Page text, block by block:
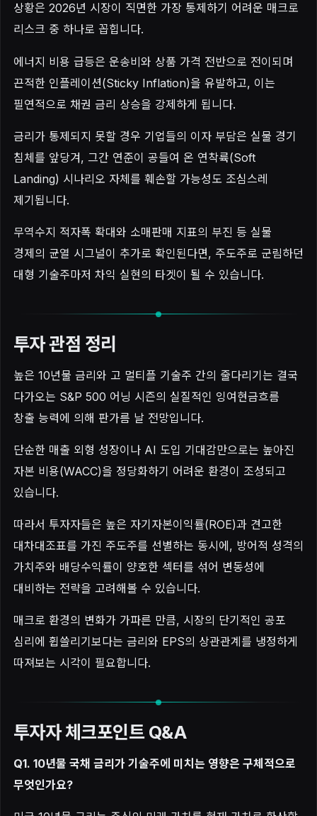
상황은 2026년 시장이 직면한 가장 통제하기 어려운 매크로
리스크 중 하나로 꼽힙니다.
에너지 비용 급등은 운송비와 상품 가격 전반으로 전이되며
끈적한 인플레이션(Sticky Inflation)을 유발하고, 이는
필연적으로 채권 금리 상승을 강제하게 됩니다.
금리가 통제되지 못할 경우 기업들의 이자 부담은 실물 경기
침체를 앞당겨, 그간 연준이 공들여 온 연착륙(Soft
Landing) 시나리오 자체를 훼손할 가능성도 조심스레
제기됩니다.
무역수지 적자폭 확대와 소매판매 지표의 부진 등 실물
경제의 균열 시그널이 추가로 확인된다면, 주도주로 군림하던
대형 기술주마저 차익 실현의 타겟이 될 수 있습니다.
투자 관점 정리
높은 10년물 금리와 고 멀티플 기술주 간의 줄다리기는 결국
다가오는 S&P 500 어닝 시즌의 실질적인 잉여현금흐름
창출 능력에 의해 판가름 날 전망입니다.
단순한 매출 외형 성장이나 AI 도입 기대감만으로는 높아진
자본 비용(WACC)을 정당화하기 어려운 환경이 조성되고
있습니다.
따라서 투자자들은 높은 자기자본이익률(ROE)과 견고한
대차대조표를 가진 주도주를 선별하는 동시에, 방어적 성격의
가치주와 배당수익률이 양호한 섹터를 섞어 변동성에
대비하는 전략을 고려해볼 수 있습니다.
매크로 환경의 변화가 가파른 만큼, 시장의 단기적인 공포
심리에 휩쓸리기보다는 금리와 EPS의 상관관계를 냉정하게
따져보는 시각이 필요합니다.
투자자 체크포인트 Q&A
Q1. 10년물 국채 금리가 기술주에 미치는 영향은 구체적으로
무엇인가요?